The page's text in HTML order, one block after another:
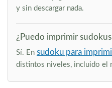
y sin descargar nada.
¿Puedo imprimir
Sí. En sudoku para
distintos niveles, incluido el